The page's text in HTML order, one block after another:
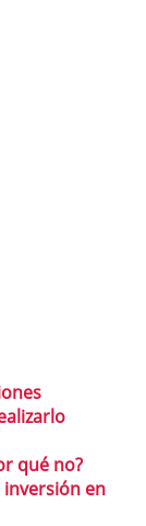
qué no?
inversión en